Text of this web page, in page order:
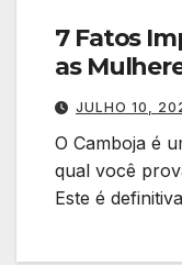
7 Fatos
as
JULHO 10,
O Camboja é
qual você
Este é